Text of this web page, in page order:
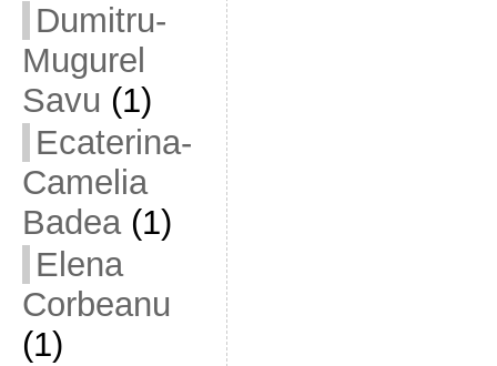
Dumitru-
Mugurel
Savu (1)
Ecaterina-
Camelia
Badea(1)
Elena
Corbeanu
(1)